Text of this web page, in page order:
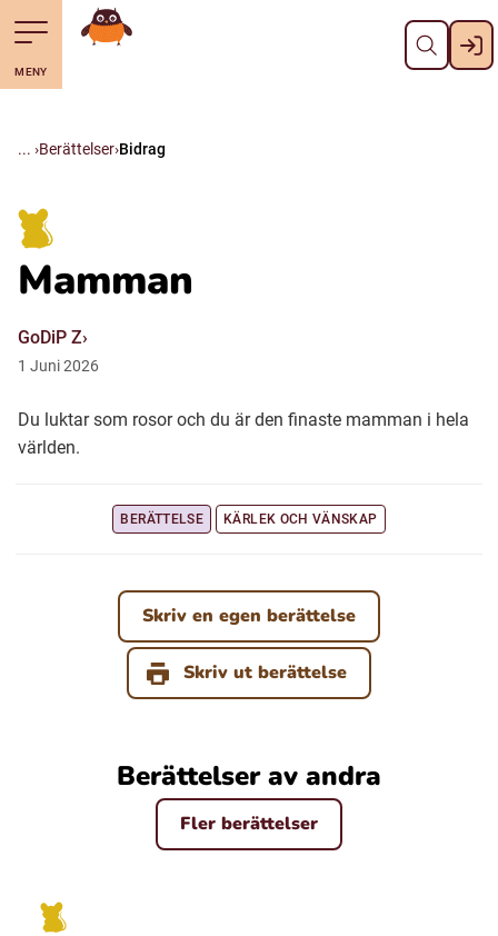
Till navigering av sidans innehåll
Hoppa till sidans huvudinnehåll Stäng
Suomi (Finska)
Julevsámegiella (Lulesamiska)
Åarjelsaemiengïele (Sydsamiska)
Davvisámegiella (Nordsamiska)
Kaale (Romska)
Arli (Romska)
Resanderomani (Romska)
Kelderash (Romska)
MENY
Gå till startsidan
Berättelser Bidrag
Mamman
GoDiP Z
1 Juni2026
Du luktar som rosor och du är den finaste mamman i hela
världen.
BERÄTTELSE KÄRLEK OCH VÄNSKAP
Skriv en egen berättelse
Skriv ut berättelse
Berättelser av andra
Fler berättelser